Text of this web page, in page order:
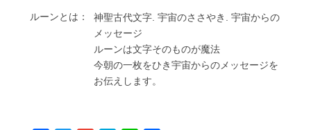
ルーンとは：
神聖古代⽂字. 宇宙のささやき. 宇宙からの
メッセージ
ルーンは⽂字そのものが魔法
今朝の⼀枚をひき宇宙からのメッセージを
お伝えします。